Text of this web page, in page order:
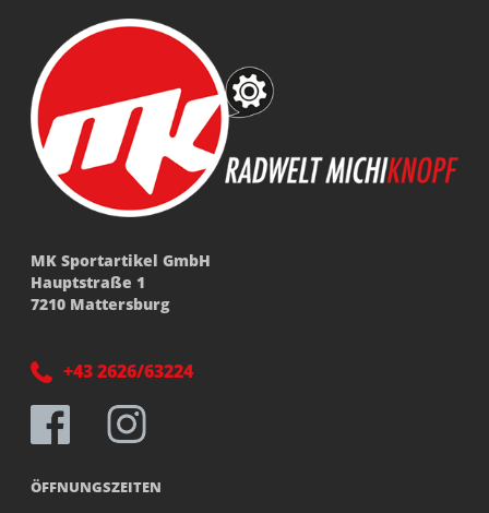
MK Sportartikel GmbH
Hauptstraße 1
7210 Mattersburg
+43 2626/63224
ÖFFNUNGSZEITEN